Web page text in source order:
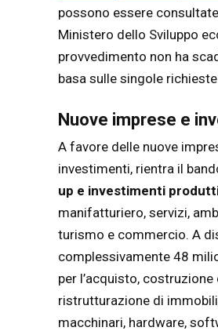
possono essere
Ministero dello Sviluppo
provvedimento non ha
basa sulle singole
Nuove imprese e
A favore delle nuove
investimenti, rientra il
up e investimenti
manifatturiero, servizi,
turismo e commercio. A
complessivamente 48
per l’acquisto, costruzione
ristrutturazione di
macchinari, hardware,